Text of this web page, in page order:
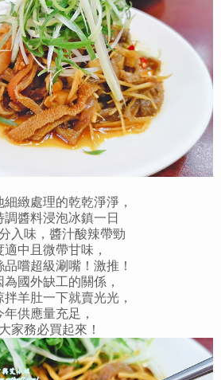
細緻處理的乾乾淨淨，
調醬料浸泡冰鎮一日
入味，醬汁酸辣帶勁
適中且微帶甘味，
品嚐超級涮嘴！激推！
為國外缺工的關係，
拌羊肚一下就賣光光，
年供應量充足，
家務必買起來！